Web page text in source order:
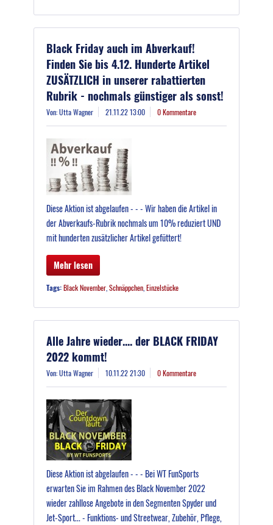
Black Friday auch im Abverkauf!
Finden Sie bis 4.12. Hunderte Artikel
ZUSÄTZLICH in unserer rabattierten
Rubrik - nochmals günstiger als sonst!
Von: Utta Wagner 21.11.22 13:00 0 Kommentare
Diese Aktion ist abgelaufen - - - Wir haben die Artikel in
der Abverkaufs-Rubrik nochmals um 10% reduziert UND
mit hunderten zusätzlicher Artikel gefüttert!
Mehr lesen
Tags:Black November, Schnäppchen, Einzelstücke
Alle Jahre wieder.... der BLACK FRIDAY
2022 kommt!
Von: Utta Wagner 10.11.22 21:30 0 Kommentare
Diese Aktion ist abgelaufen - - - Bei WT FunSports
erwarten Sie im Rahmen des Black November 2022
wieder zahllose Angebote in den Segmenten Spyder und
Jet-Sport... - Funktions- und Streetwear, Zubehör, Pflege,